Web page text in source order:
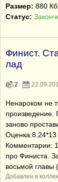
Размер: 880 Кб
Статус:
Финист.
лад
2
Ненароком не
произведение.
заново
Комментарии:
про Финиста.
восьмой главы
Добавлен в